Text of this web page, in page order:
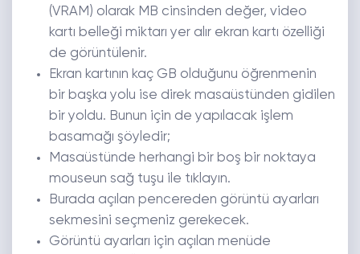
(VRAM) olarak MB cinsinden değer, video
kartı belleği miktarı yer alır ekran kartı özelliği
de görüntülenir.
Ekran kartının kaç GB olduğunu öğrenmenin
bir başka yolu ise direk masaüstünden gidilen
bir yoldu. Bunun için de yapılacak işlem
basamağı şöyledir;
Masaüstünde herhangi bir boş bir noktaya
mouseun sağ tuşu ile tıklayın.
Burada açılan pencereden görüntü ayarları
sekmesini seçmeniz gerekecek.
Görüntü ayarları için açılan menüde